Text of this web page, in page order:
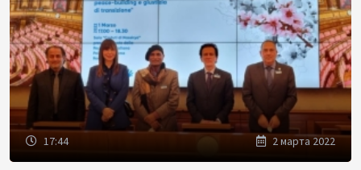
17:44 2 марта 2022